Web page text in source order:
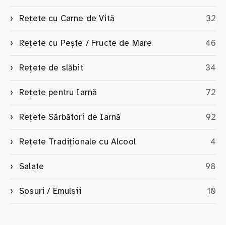
Rețete cu Carne de Vită 32
Rețete cu Pește / Fructe de Mare 46
Rețete de slăbit 34
Rețete pentru Iarnă 72
Rețete Sărbători de Iarnă 92
Rețete Tradiționale cu Alcool 4
Salate 98
Sosuri / Emulsii 10